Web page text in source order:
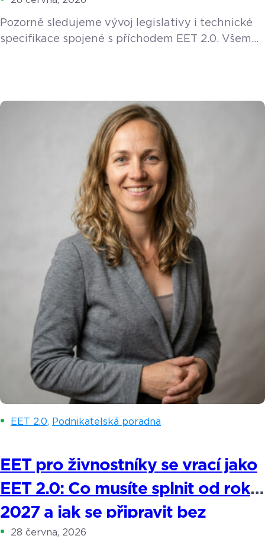
Pozorně sledujeme vývoj legislativy i technické
specifikace spojené s příchodem EET 2.0. Všem
o znovuzavedení elektronické evidence tržeb,
známé jako EET 2.0. Tento modernizovaný
systém má sice odstartovat až 1. ledna 2027, ale
majitelé restaurací, kaváren a hospod by měli
zbystřit už teď. […]
EET 2.0, Podnikatelská poradna
EET pro živnostníky se vrací jako
EET 2.0: Co musíte splnit od roku
2027 a jak se připravit bez
stresu?
28 června, 2026